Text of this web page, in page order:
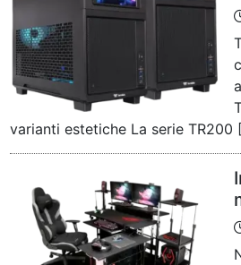
varianti estetiche La serie TR200